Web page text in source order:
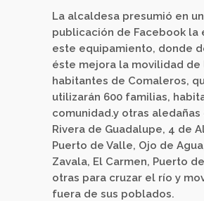
La alcaldesa presumió en
publicación de Facebook la
este equipamiento, donde
éste mejora la movilidad de
habitantes de Comaleros,
utilizarán 600 familias,
comunidad.y otras aledañas
Rivera de Guadalupe, 4 de
Puerto de Valle, Ojo de
Zavala, El Carmen, Puerto
otras para cruzar el río y
fuera de sus poblados.